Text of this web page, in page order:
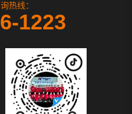
热线：
1223